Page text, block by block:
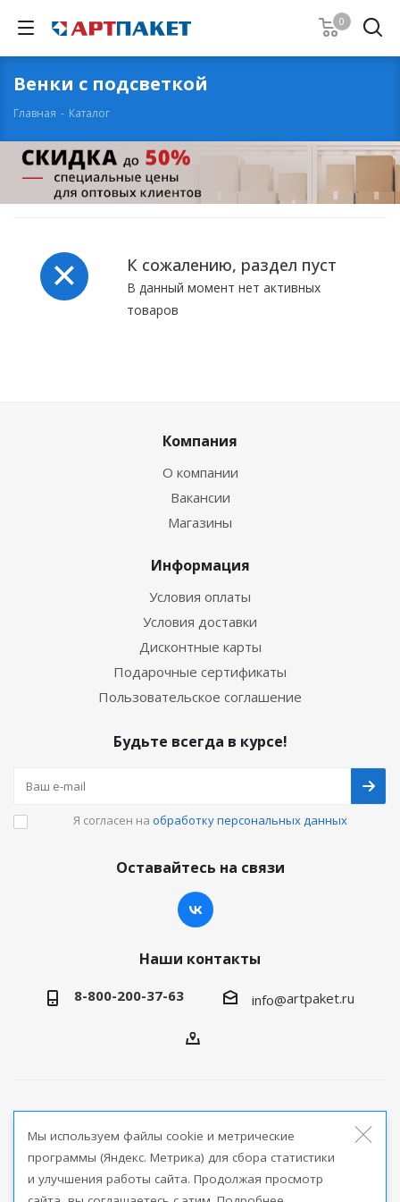
0
Венки с подсветкой
Главная - Каталог
К сожалению, раздел пуст
В данный момент нет активных
товаров
Компания
О компании
Вакансии
Магазины
Информация
Условия оплаты
Условия доставки
Дисконтные карты
Подарочные сертификаты
Пользовательское соглашение
Будьте всегда в курсе!
Я согласен на обработку персональных данных
Оставайтесь на связи
Наши контакты
8-800-200-37-63 info@artpaket.ru
продукции
Версия для печати
Мы используем файлы cookie и метрические
программы (Яндекс. Метрика) для сбора статистики
и улучшения работы сайта. Продолжая просмотр